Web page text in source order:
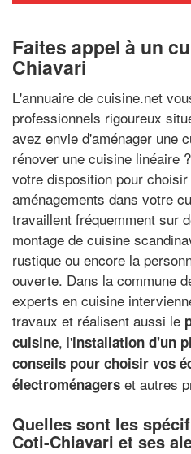
Faites appel à un
Chiavari
L'annuaire de cuisine.net
professionnels rigoureux
avez envie d'aménager une
rénover une cuisine linéaire
votre disposition pour
aménagements dans votre
travaillent fréquemment sur
montage de cuisine
rustique ou encore la
ouverte. Dans la commune
experts en cuisine
travaux et réalisent aussi le
cuisine, l'installation d'un
conseils pour choisir vos
électroménagers et autres
Quelles sont les
Coti-Chiavari et ses